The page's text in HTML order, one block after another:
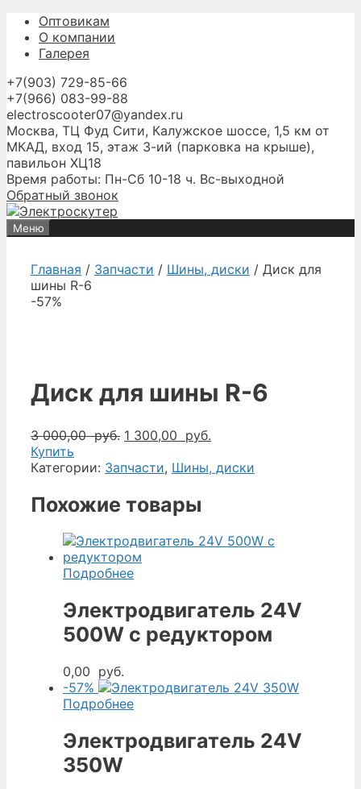
Перейти
содержимому
Оптовикам
О компании
Галерея
+7(903) 729-85-66
+7(966) 083-99-88
electroscooter07@yandex.ru
Москва, ТЦ Фуд Сити, Калужское шоссе, 1,5 км от
МКАД, вход 15, этаж 3-ий (парковка на крыше),
павильон ХЦ18
Время работы: Пн-Сб 10-18 ч. Вс-выходной
Обратный звонок
Меню
Главная / Запчасти / Шины, диски / Диск для
шины R-6
-57%
Диск для шины R-6
3 000,00руб. Первоначальная
составляла
000,00
руб..
1 300,00 руб.
Купить
Категории: Запчасти, Шины, диски
Похожие товары
Подробнее
Электродвигатель 24V
500W с редуктором
0,00 руб.
-57%
Подробнее
Электродвигатель 24V
350W